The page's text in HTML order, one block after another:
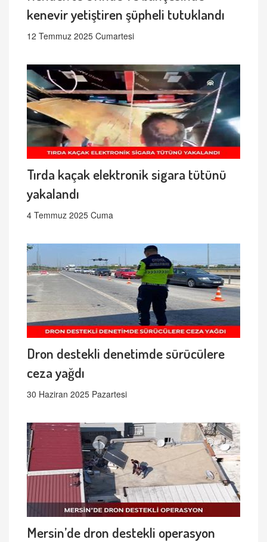
kenevir yetiştiren şüpheli tutuklandı
12 Temmuz 2025 Cumartesi
Tırda kaçak elektronik sigara tütünü
yakalandı
4 Temmuz 2025 Cuma
Dron destekli denetimde sürücülere
ceza yağdı
30 Haziran 2025 Pazartesi
Mersin’de dron destekli operasyon